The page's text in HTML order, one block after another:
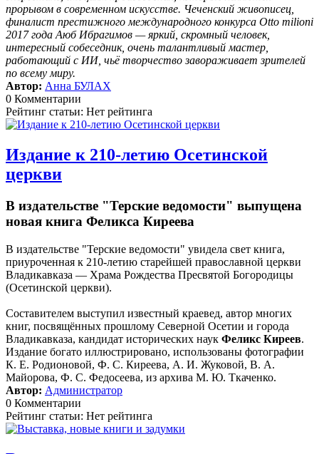
прорывом в современном искусстве. Чеченский живописец,
финалист престижного международного конкурса Otto milioni
2017 года Аюб Ибрагимов — яркий, скромный человек,
интересный собеседник, очень талантливый мастер,
работающий с ИИ, чьё творчество завораживает зрителей
по всему миру.
Автор: Анна БУЛАХ
0 Комментарии
Рейтинг статьи: Нет рейтинга
Издание к 210-летию Осетинской
церкви
В издательстве "Терские ведомости" выпущена
новая книга Феликса Киреева
В издательстве "Терские ведомости" увидела свет книга,
приуроченная к 210-летию старейшей православной церкви
Владикавказа — Храма Рождества Пресвятой Богородицы
(Осетинской церкви).
Составителем выступил известный краевед, автор многих
книг, посвящённых прошлому Северной Осетии и города
Владикавказа, кандидат исторических наук Феликс Киреев.
Издание богато иллюстрировано, использованы фотографии
К. Е. Родионовой, Ф. С. Киреева, А. И. Жуковой, В. А.
Майорова, Ф. С. Федосеева, из архива М. Ю. Ткаченко.
Автор: Администратор
0 Комментарии
Рейтинг статьи: Нет рейтинга